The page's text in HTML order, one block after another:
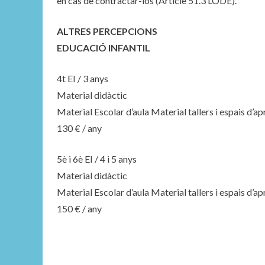
ALTRES PERCEPCIONS
EDUCACIÓ INFANTIL
4t EI / 3 anys
Material didàctic
Material Escolar d’aula Material tallers i espais
130 € / any
5è i 6è EI / 4 i 5 anys
Material didàctic
Material Escolar d’aula Material tallers i espais
150 € / any